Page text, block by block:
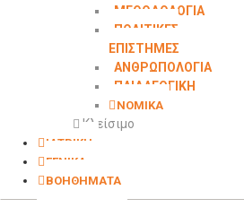
ΜΕΘΟΔΟΛΟΓΙΑ
ΠΟΛΙΤΙΚΕΣ
ΕΠΙΣΤΗΜΕΣ
ΑΝΘΡΩΠΟΛΟΓΙΑ
ΠΑΙΔΑΓΩΓΙΚΗ
ΝΟΜΙΚΑ
Κλείσιμο
ΙΑΤΡΙΚΗ
ΓΕΝΙΚΑ
ΒΟΗΘΗΜΑΤΑ